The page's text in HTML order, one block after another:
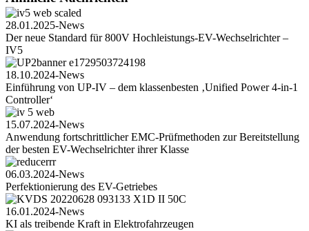
28.01.2025-News
Der neue Standard für 800V Hochleistungs-EV-Wechselrichter –
IV5
18.10.2024-News
Einführung von UP-IV – dem klassenbesten ‚Unified Power 4-in-1
Controller‘
15.07.2024-News
Anwendung fortschrittlicher EMC-Prüfmethoden zur Bereitstellung
der besten EV-Wechselrichter ihrer Klasse
06.03.2024-News
Perfektionierung des EV-Getriebes
16.01.2024-News
KI als treibende Kraft in Elektrofahrzeugen